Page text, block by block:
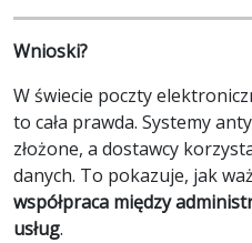
Wnioski?
W świecie poczty
to cała prawda. Systemy
złożone, a dostawcy
danych. To pokazuje, jak
współpraca między
usług.